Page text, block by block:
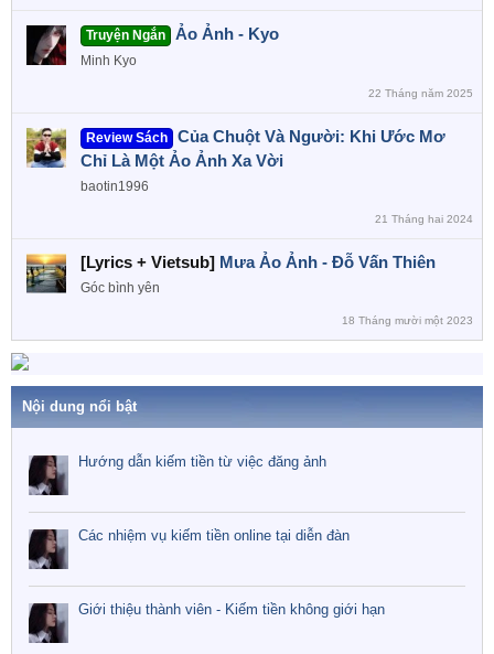
Truyện Ngắn Ảo Ảnh - Kyo
Minh Kyo
22 Tháng năm 2025
Review Sách
Của Chuột Và Người: Khi Ước Mơ
Chỉ Là Một Ảo Ảnh Xa Vời
baotin1996
21 Tháng hai 2024
[Lyrics + Vietsub] Mưa Ảo Ảnh - Đỗ Vấn Thiên
Góc bình yên
18 Tháng mười một 2023
Nội dung nổi bật
Hướng dẫn kiếm tiền từ việc đăng ảnh
Các nhiệm vụ kiếm tiền online tại diễn đàn
Giới thiệu thành viên - Kiếm tiền không giới hạn